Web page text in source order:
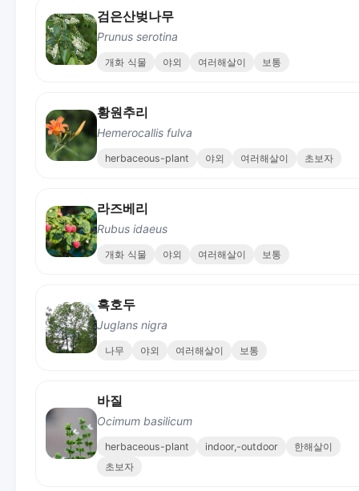
검은산벚나무
Prunus serotina
개화 식물 야외 여러해살이 보통
황원추리
Hemerocallis fulva
herbaceous-plant 야외 여러해살이 초보자
라즈베리
Rubus idaeus
개화 식물 야외 여러해살이 보통
흑호두
Juglans nigra
나무 야외 여러해살이 보통
바질
Ocimum basilicum
herbaceous-plant indoor,-outdoor
한해살이
초보자